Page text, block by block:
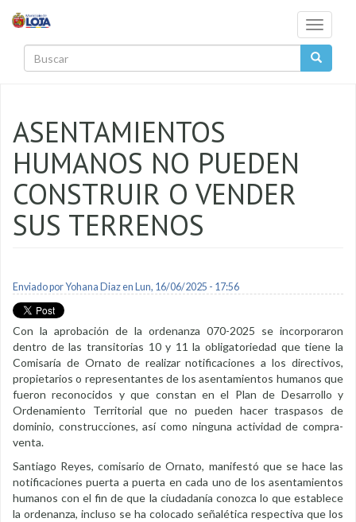
Toggle
ASENTAMIENTOS
HUMANOS NO PUEDEN
CONSTRUIR O VENDER
SUS TERRENOS
Enviado porYohana Diazen Lun, 16/06/2025 - 17:56
Con la aprobación de la ordenanza 070-2025 se incorporaron
dentro de las transitorias 10 y 11 la obligatoriedad que tiene la
Comisaría de Ornato de realizar notificaciones a los directivos,
propietarios o representantes de los asentamientos humanos que
fueron reconocidos y que constan en el Plan de Desarrollo y
Ordenamiento Territorial que no pueden hacer traspasos de
dominio, construcciones, así como ninguna actividad de compra-
venta.
Santiago Reyes, comisario de Ornato, manifestó que se hace las
notificaciones puerta a puerta en cada uno de los asentamientos
humanos con el fin de que la ciudadanía conozca lo que establece
la ordenanza, incluso se ha colocado señalética respectiva que los